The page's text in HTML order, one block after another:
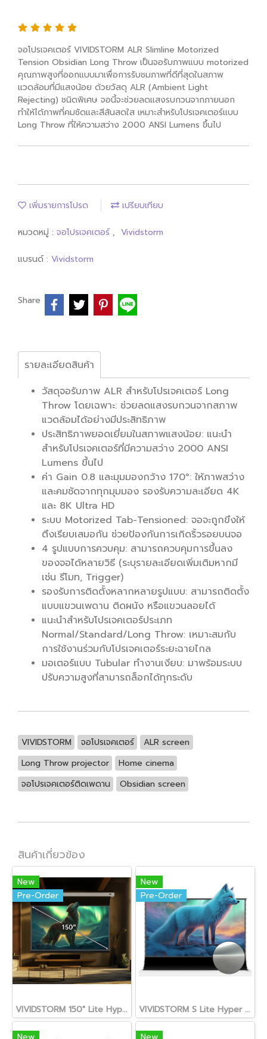
จอโปรเจคเตอร์ VIVIDSTORM ALR Slimline Motorized
Tension Obsidian Long Throw เป็นจอรับภาพแบบ motorized
คุณภาพสูงที่ออกแบบมาเพื่อการรับชมภาพที่ดีที่สุดในสภาพ
แวดล้อมที่มีแสงน้อย ด้วยวัสดุ ALR (Ambient Light
Rejecting) ชนิดพิเศษ จอนี้จะช่วยลดแสงรบกวนจากภายนอก
ทำให้ได้ภาพที่คมชัดและสีสันสดใส เหมาะสำหรับโปรเจคเตอร์แบบ
Long Throw ที่ให้ความสว่าง 2000 ANSI Lumens ขึ้นไป
เพิ่มรายการโปรด เปรียบเทียบ
หมวดหมู่ : จอโปรเจคเตอร์ , Vividstorm
แบรนด์ : Vividstorm
Share
รายละเอียดสินค้า
วัสดุจอรับภาพ ALR สำหรับโปรเจคเตอร์ Long
Throw โดยเฉพาะ: ช่วยลดแสงรบกวนจากสภาพ
แวดล้อมได้อย่างมีประสิทธิภาพ
ประสิทธิภาพยอดเยี่ยมในสภาพแสงน้อย: แนะนำ
สำหรับโปรเจคเตอร์ที่มีความสว่าง 2000 ANSI
Lumens ขึ้นไป
ค่า Gain 0.8 และมุมมองกว้าง 170°: ให้ภาพสว่าง
และคมชัดจากทุกมุมมอง รองรับความละเอียด 4K
และ 8K Ultra HD
ระบบ Motorized Tab-Tensioned: จอจะถูกขึงให้
ตึงเรียบเสมอกัน ช่วยป้องกันการเกิดริ้วรอยบนจอ
4 รูปแบบการควบคุม: สามารถควบคุมการขึ้นลง
ของจอได้หลายวิธี (ระบุรายละเอียดเพิ่มเติมหากมี
เช่น รีโมท, Trigger)
รองรับการติดตั้งหลากหลายรูปแบบ: สามารถติดตั้ง
แบบแขวนเพดาน ติดผนัง หรือแขวนลอยได้
แนะนำสำหรับโปรเจคเตอร์ประเภท
Normal/Standard/Long Throw: เหมาะสมกับ
การใช้งานร่วมกับโปรเจคเตอร์ระยะฉายไกล
มอเตอร์แบบ Tubular ทำงานเงียบ: มาพร้อมระบบ
ปรับความสูงที่สามารถล็อกได้ทุกระดับ
VIVIDSTORM จอโปรเจคเตอร์
ALR screen
Long Throw projector
Home cinema
จอโปรเจคเตอร์ติดเพดาน
Obsidian screen
สินค้าเกี่ยวข้อง
New
Pre-Order
VIVIDSTORM 150" Lite Hyper Slimline Motorized Tension Lenticular ALR Projector Screen for UST Projector
New
Pre-Order
VIVIDSTORM S Lite Hyper Motorized Tension Floor Rising Lenticular ALR Projector Screen 150" for UST Projector